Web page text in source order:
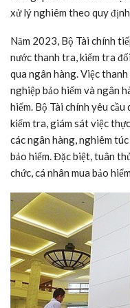
xử lý nghiêm theo quy
Năm 2023, Bộ Tài chính
nước thanh tra, kiểm tra
qua ngân hàng. Việc
nghiệp bảo hiểm và ngân
hiểm. Bộ Tài chính yêu
kiểm tra, giám sát việc
các ngân hàng, nghiêm
bảo hiểm. Đặc biệt, tuân
chức, cá nhân mua bảo